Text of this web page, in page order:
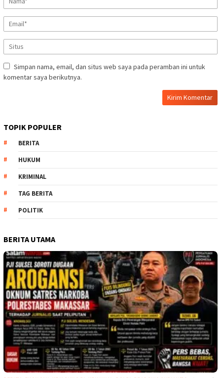
Simpan nama, email, dan situs web saya pada peramban ini untuk
komentar saya berikutnya.
TOPIK POPULER
BERITA
HUKUM
KRIMINAL
TAG BERITA
POLITIK
BERITA UTAMA